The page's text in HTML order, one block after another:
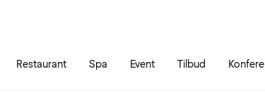
Restaurant Spa Event Tilbud